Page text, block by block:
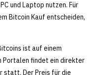
und Laptop nutzen. Für
Bitcoin Kauf entscheiden,
ist auf einem
Portalen findet ein direkter
statt. Der Preis für die